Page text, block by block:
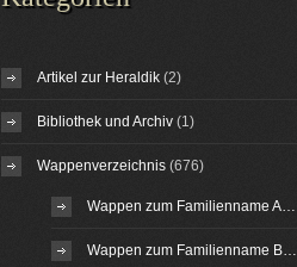
Artikel zur Heraldik(2)
Bibliothek und Archiv(1)
Wappenverzeichnis(676)
Wappen zum Familienname A…
Wappen zum Familienname B…